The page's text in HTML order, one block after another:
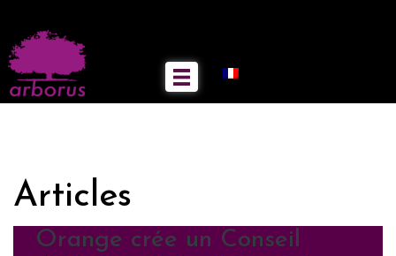
Articles
Orange crée un Conseil